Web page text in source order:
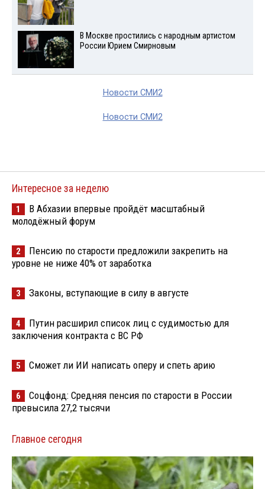
В Москве простились с народным артистом
России Юрием Смирновым
Новости СМИ2
Новости СМИ2
Интересное за неделю
1
В Абхазии впервые пройдёт масштабный
молодёжный форум
2
Пенсию по старости предложили закрепить на
уровне не ниже 40% от заработка
3 Законы, вступающие в силу в августе
4
Путин расширил список лиц с судимостью для
заключения контракта с ВС РФ
5 Сможет ли ИИ написать оперу и спеть арию
6
Соцфонд: Средняя пенсия по старости в России
превысила 27,2 тысячи
Главное сегодня